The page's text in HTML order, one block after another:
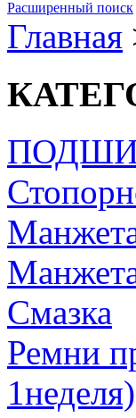
Расширенный поиск
Главная
Cмазка
Ремни
1неделя)